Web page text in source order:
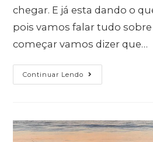
chegar. E já esta dando o
pois vamos falar tudo sobre
começar vamos dizer que…
Continuar Lendo